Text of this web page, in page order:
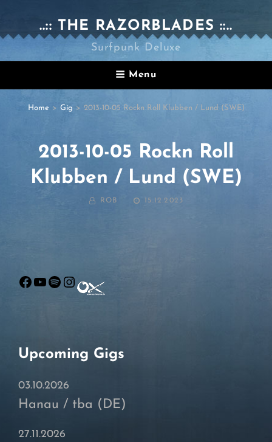
..:: THE RAZORBLADES ::..
Surfpunk Deluxe
Menu
Home > Gig > 2013-10-05 Rockn Roll Klubben / Lund (SWE)
2013-10-05 Rockn Roll
Klubben / Lund (SWE)
BY ROB
POSTED
15.12.2023
Facebook
YouTube
Spotify
Instagram
Upcoming Gigs
03.10.2026
Hanau / tba (DE)
27.11.2026